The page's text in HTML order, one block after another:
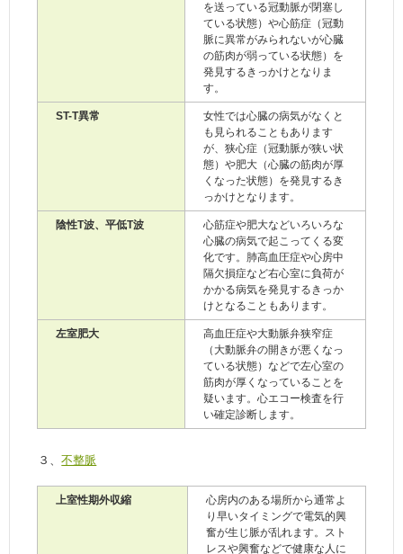
を送っている冠動脈が閉塞し
ている状態）や心筋症（冠動
脈に異常がみられないが心臓
の筋肉が弱っている状態）を
発見するきっかけとなりま
す。
ST-T異常
女性では心臓の病気がなくと
も見られることもあります
が、狭心症（冠動脈が狭い状
態）や肥大（心臓の筋肉が厚
くなった状態）を発見するき
っかけとなります。
陰性T波、平低T波
心筋症や肥大などいろいろな
心臓の病気で起こってくる変
化です。肺高血圧症や心房中
隔欠損症など右心室に負荷が
かかる病気を発見するきっか
けとなることもあります。
左室肥大
高血圧症や大動脈弁狭窄症
（大動脈弁の開きが悪くなっ
ている状態）などで左心室の
筋肉が厚くなっていることを
疑います。心エコー検査を行
い確定診断します。
３、不整脈
上室性期外収縮
心房内のある場所から通常よ
り早いタイミングで電気的興
奮が生じ脈が乱れます。スト
レスや興奮などで健康な人に